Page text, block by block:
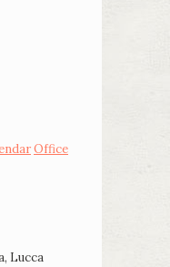
Office
Lucca